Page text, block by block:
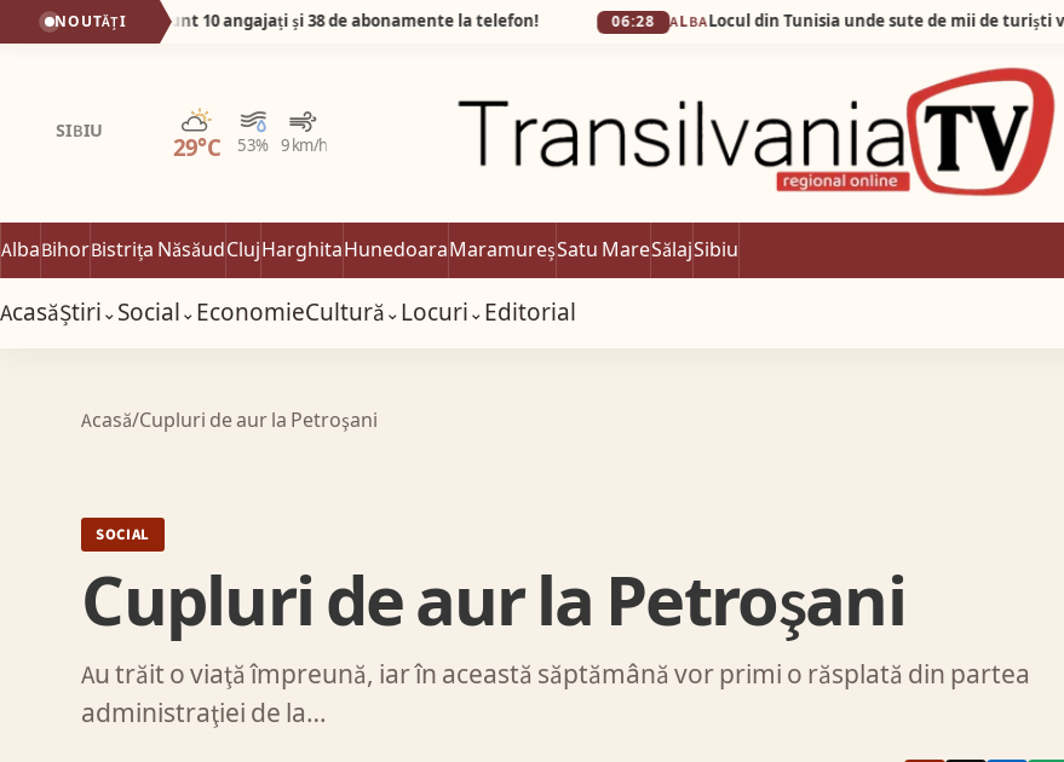
NOUTĂȚI
Cut sunt 10 angajați și 38 de abonamente la telefon! 06:28 ALBALocul din Tunisia unde sute de mii de turiști vin să
SIBIU
29°C 53% 9 km/h
Parțial noros
AlbaBihorBistrița NăsăudClujHarghitaHunedoaraMaramureșSatu MareSălajSibiu
AcasăȘtiri⌄Social⌄EconomieCultură⌄Locuri⌄Editorial
Acasă/Cupluri de aur la Petroşani
SOCIAL
Cupluri de aur la Petroşani
Au trăit o viaţă împreună, iar în această săptămână vor primi o răsplată din partea
administraţiei de la…